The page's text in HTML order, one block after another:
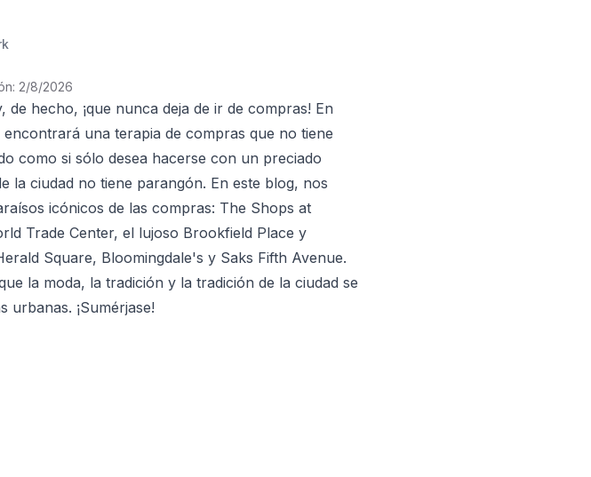
2/8/2026
hecho, ¡que nunca deja de ir de compras! En
una terapia de compras que no tiene
como si sólo desea hacerse con un preciado
la ciudad no tiene parangón. En este blog, nos
icónicos de las compras: The Shops at
Trade Center, el lujoso Brookfield Place y
Square, Bloomingdale's y Saks Fifth Avenue.
la moda, la tradición y la tradición de la ciudad se
urbanas. ¡Sumérjase!